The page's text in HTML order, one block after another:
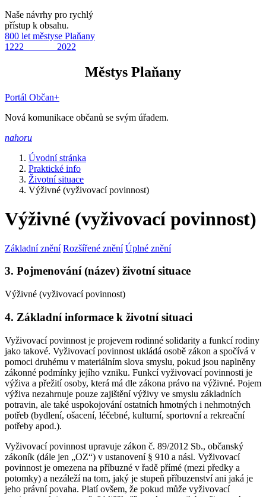
Naše návrhy pro rychlý
přístup k obsahu.
800 let městyse Plaňany
1222 2022
Městys Plaňany
Portál Občan+
Nová komunikace občanů se svým úřadem.
nahoru
Úvodní stránka
Praktické info
Životní situace
Výživné (vyživovací povinnost)
Výživné (vyživovací povinnost)
Základní znění Rozšířené znění Úplné znění
3. Pojmenování (název) životní situace
Výživné (vyživovací povinnost)
4. Základní informace k životní situaci
Vyživovací povinnost je projevem rodinné solidarity a funkcí rodiny
jako takové. Vyživovací povinnost ukládá osobě zákon a spočívá v
pomoci druhému v materiálním slova smyslu, pokud jsou naplněny
zákonné podmínky jejího vzniku. Funkcí vyživovací povinnosti je
výživa a přežití osoby, která má dle zákona právo na výživné. Pojem
výživa nezahrnuje pouze zajištění výživy ve smyslu základních
potravin, ale také uspokojování ostatních hmotných i nehmotných
potřeb (bydlení, ošacení, léčebné, kulturní, sportovní a rekreační
potřeby apod.).
Vyživovací povinnost upravuje zákon č. 89/2012 Sb., občanský
zákoník (dále jen „OZ“) v ustanovení § 910 a násl. Vyživovací
povinnost je omezena na příbuzné v řadě přímé (mezi předky a
potomky) a nezáleží na tom, jaký je stupeň příbuzenství ani jaká je
jeho právní povaha. Platí ovšem, že pokud může vyživovací